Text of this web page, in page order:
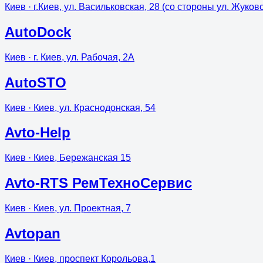
Киев · г.Киев, ул. Васильковская, 28 (со стороны ул.
AutoDock
Киев · г. Киев, ул. Рабочая, 2А
AutoSTO
Киев · Киев, ул. Краснодонская, 54
Avto-Help
Киев · Киев, Бережанская 15
Avto-RTS РемТехноСервис
Киев · Киев, ул. Проектная, 7
Avtopan
Киев · Киев, проспект Корольова,1